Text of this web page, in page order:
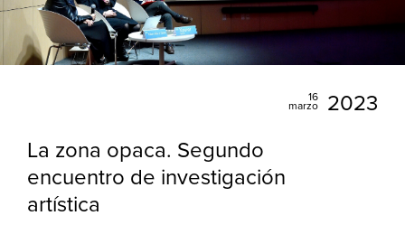
16
marzo
2023
La zona opaca. Segundo
encuentro de investigación
artística